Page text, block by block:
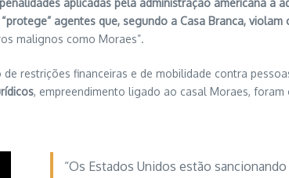
aplicadas pela administração americana à
agentes que, segundo a Casa Branca, violam
malignos como Moraes”.
restrições financeiras e de mobilidade contra
, empreendimento ligado ao casal Moraes,
“Os Estados Unidos estão